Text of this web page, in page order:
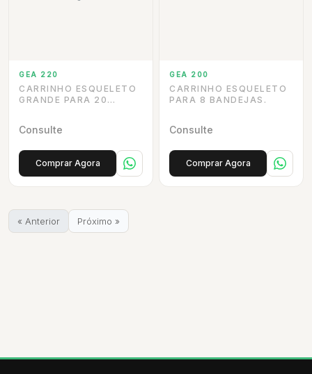
GEA 220
CARRINHO ESQUELETO
GRANDE PARA 20
Consulte
Comprar Agora
GEA 200
CARRINHO ESQUELETO
PARA 8 BANDEJAS.
Consulte
Comprar Agora
« Anterior Próximo »